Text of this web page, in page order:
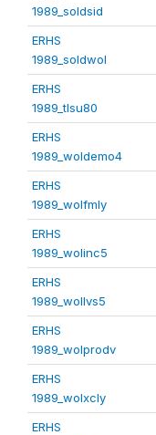
1989_soldsid
ERHS
1989_soldwol
ERHS
1989_tlsu80
ERHS
1989_woldemo4
ERHS
1989_wolfmly
ERHS
1989_wolinc5
ERHS
1989_wollvs5
ERHS
1989_wolprodv
ERHS
1989_wolxcly
ERHS